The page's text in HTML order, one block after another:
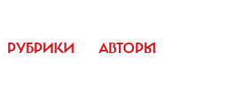
РУБРИКИ АВТОРЫ